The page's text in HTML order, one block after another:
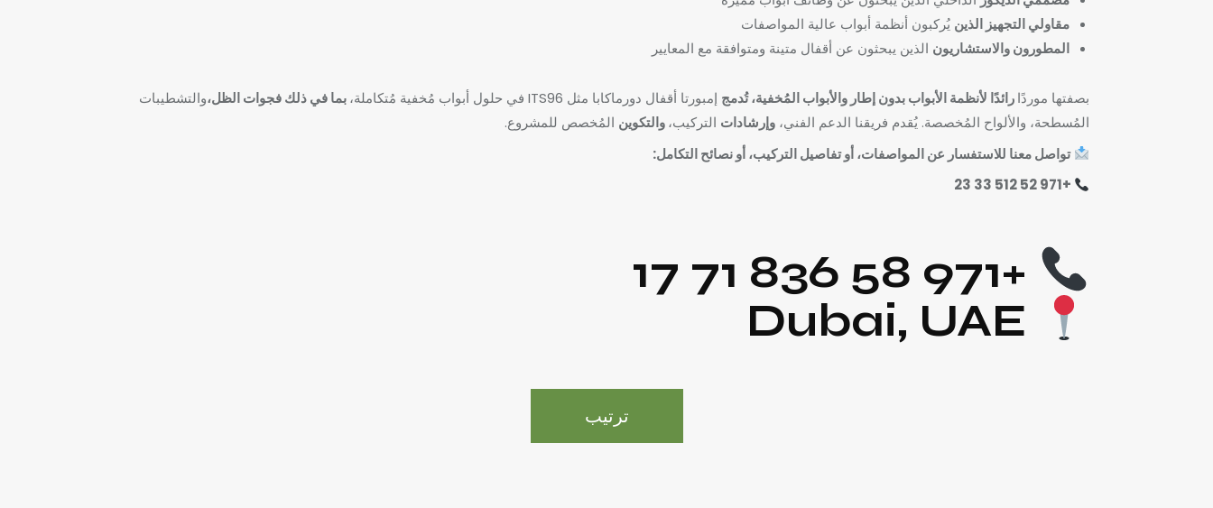
مقاولي التجهيز الذين يُركبون أنظمة أبواب عالية المواصفات
المطورون والاستشاريون الذين يبحثون عن أقفال متينة ومتوافقة مع المعايير
بصفتها موردًارائدًا لأنظمة الأبواب بدون إطار والأبواب المُخفية، تُدمج إمبورتا أقفال دورماكابا مثل ITS96 في حلول أبواب مُخفية مُتكاملة، بما في ذلك فجوات الظل،والتشطيبات
المُسطحة، والألواح المُخصصة. يُقدم فريقنا الدعم الفني، وإرشادات التركيب،والتكوين المُخصص للمشروع.
تواصل معنا للاستفسار عن المواصفات، أو تفاصيل التركيب، أو نصائح التكامل:
+971 52 512 33 23
+971 58 836 71 17
ترتيب